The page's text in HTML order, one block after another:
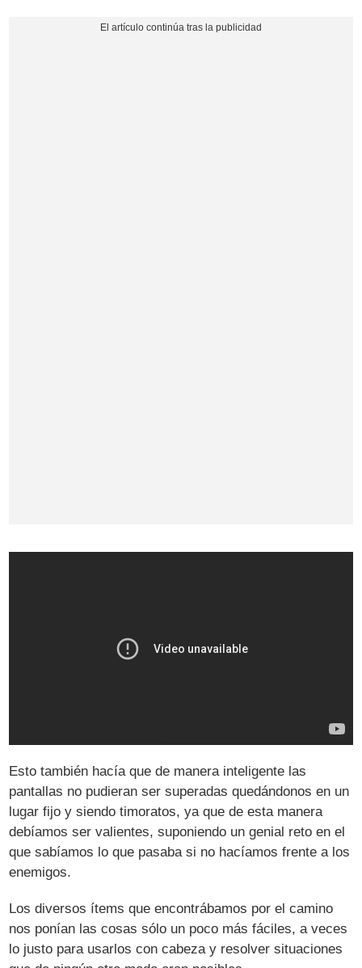
Esto también hacía que de manera inteligente las
pantallas no pudieran ser superadas quedándonos en un
lugar fijo y siendo timoratos, ya que de esta manera
debíamos ser valientes, suponiendo un genial reto en el
que sabíamos lo que pasaba si no hacíamos frente a los
enemigos.
Los diversos ítems que encontrábamos por el camino
nos ponían las cosas sólo un poco más fáciles, a veces
lo justo para usarlos con cabeza y resolver situaciones